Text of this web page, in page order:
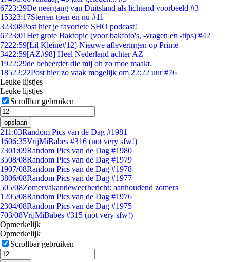
6723:29De neergang van Duitsland als lichtend voorbeeld #3
15323:17Sterren toen en nu #11
323:08Post hier je favoriete SHO podcast!
6723:01Het grote Baktopic (voor bakfoto's, -vragen en -tips) #42
7222:59[Lil Kleine#12] Nieuwe afleveringen op Prime
3422:59[AZ#98] Heel Nederland achter AZ
1922:29de beheerder die mij oh zo moe maakt.
18522:22Post hier zo vaak mogelijk om 22:22 uur #76
Leuke lijstjes
Leuke lijstjes
Scrollbar gebruiken
opslaan
211:03Random Pics van de Dag #1981
1606:35VrijMiBabes #316 (not very sfw!)
7301:09Random Pics van de Dag #1980
3508/08Random Pics van de Dag #1979
1907/08Random Pics van de Dag #1978
3806/08Random Pics van de Dag #1977
505/08Zomervakantieweerbericht: aanhoudend zomers
1205/08Random Pics van de Dag #1976
2304/08Random Pics van de Dag #1975
703/08VrijMiBabes #315 (not very sfw!)
Opmerkelijk
Opmerkelijk
Scrollbar gebruiken